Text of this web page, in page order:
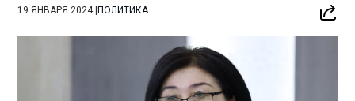
19 ЯНВАРЯ 2024|ПОЛИТИКА